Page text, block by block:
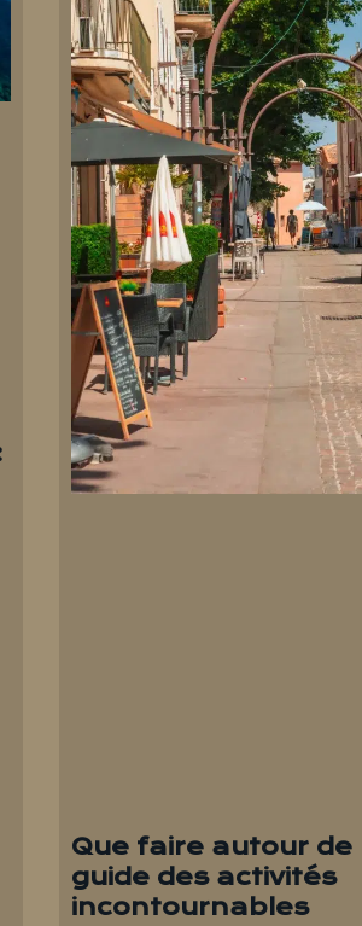
Que faire autour de
guide des activités
incontournables